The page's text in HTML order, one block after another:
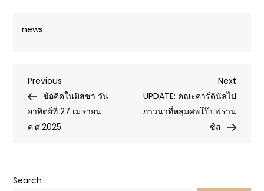
news
Post
navigation
Previous
Post
Previous
ข้อคิดในมิสซา วัน
อาทิตย์ที่ 27 เมษายน
ค.ศ.2025
Next
Post
Next
UPDATE: คณะคาร์ดินัลไป
ภาวนาที่หลุมศพโป๊ปฟราน
ซิส
Search